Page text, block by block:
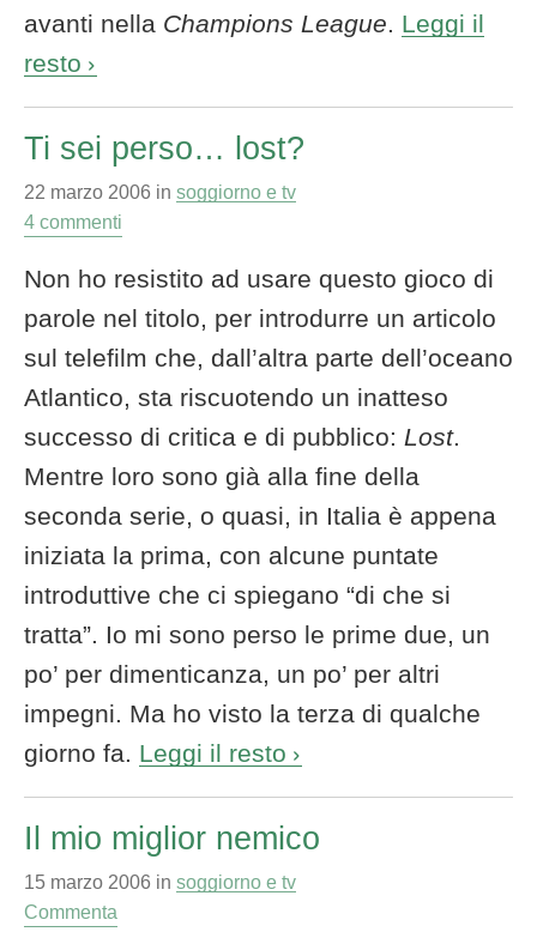
avanti nella Champions League. Leggi il
resto
Ti sei perso… lost?
22 marzo 2006 in soggiorno e tv
4 commenti
Non ho resistito ad usare questo gioco di
parole nel titolo, per introdurre un articolo
sul telefilm che, dall’altra parte dell’oceano
Atlantico, sta riscuotendo un inatteso
successo di critica e di pubblico: Lost.
Mentre loro sono già alla fine della
seconda serie, o quasi, in Italia è appena
iniziata la prima, con alcune puntate
introduttive che ci spiegano “di che si
tratta”. Io mi sono perso le prime due, un
po’ per dimenticanza, un po’ per altri
impegni. Ma ho visto la terza di qualche
giorno fa. Leggi il resto
Il mio miglior nemico
15 marzo 2006 in soggiorno e tv
Commenta